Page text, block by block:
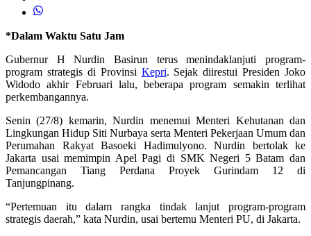
*Dalam Waktu Satu Jam
Gubernur H Nurdin Basirun terus menindaklanjuti program-
program strategis di Provinsi Kepri. Sejak diirestui Presiden Joko
Widodo akhir Februari lalu, beberapa program semakin terlihat
perkembangannya.
Senin (27/8) kemarin, Nurdin menemui Menteri Kehutanan dan
Lingkungan Hidup Siti Nurbaya serta Menteri Pekerjaan Umum dan
Perumahan Rakyat Basoeki Hadimulyono. Nurdin bertolak ke
Jakarta usai memimpin Apel Pagi di SMK Negeri 5 Batam dan
Pemancangan Tiang Perdana Proyek Gurindam 12 di
Tanjungpinang.
“Pertemuan itu dalam rangka tindak lanjut program-program
strategis daerah,” kata Nurdin, usai bertemu Menteri PU, di Jakarta.